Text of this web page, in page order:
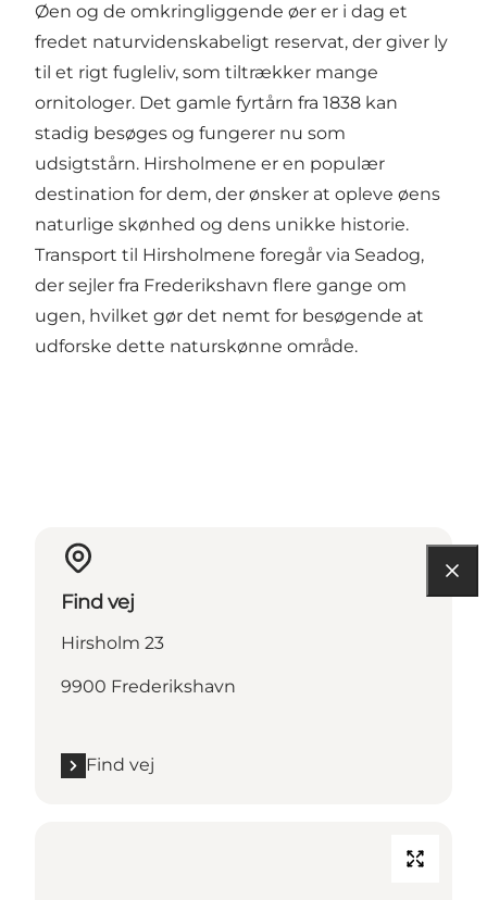
Øen og de omkringliggende øer er i dag et
fredet naturvidenskabeligt reservat, der giver ly
til et rigt fugleliv, som tiltrækker mange
ornitologer. Det gamle fyrtårn fra 1838 kan
stadig besøges og fungerer nu som
udsigtstårn. Hirsholmene er en populær
destination for dem, der ønsker at opleve øens
naturlige skønhed og dens unikke historie.
Transport til Hirsholmene foregår via Seadog,
der sejler fra Frederikshavn flere gange om
ugen, hvilket gør det nemt for besøgende at
udforske dette naturskønne område.
Find vej
Hirsholm 23
9900 Frederikshavn
Find vej